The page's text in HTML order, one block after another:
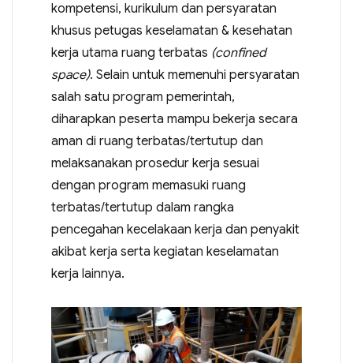
kompetensi, kurikulum dan persyaratan
khusus petugas keselamatan & kesehatan
kerja utama ruang terbatas (confined
space). Selain untuk memenuhi persyaratan
salah satu program pemerintah,
diharapkan peserta mampu bekerja secara
aman di ruang terbatas/tertutup dan
melaksanakan prosedur kerja sesuai
dengan program memasuki ruang
terbatas/tertutup dalam rangka
pencegahan kecelakaan kerja dan penyakit
akibat kerja serta kegiatan keselamatan
kerja lainnya.